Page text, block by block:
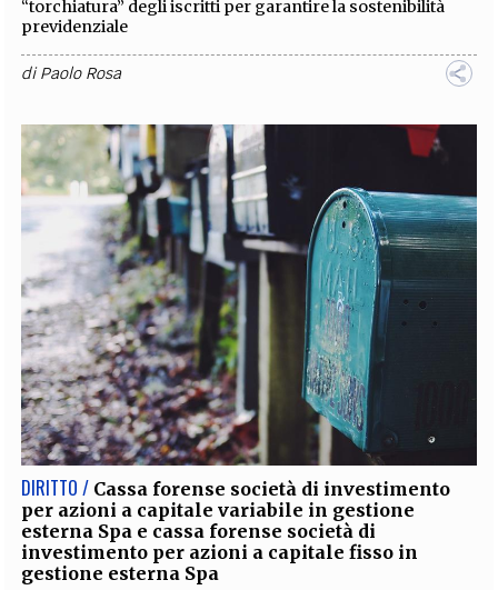
“torchiatura” degli iscritti per garantire la sostenibilità
previdenziale
diPaolo Rosa
DIRITTO / Cassa forense società di investimento
per azioni a capitale variabile in gestione
esterna Spa e cassa forense società di
investimento per azioni a capitale fisso in
gestione esterna Spa